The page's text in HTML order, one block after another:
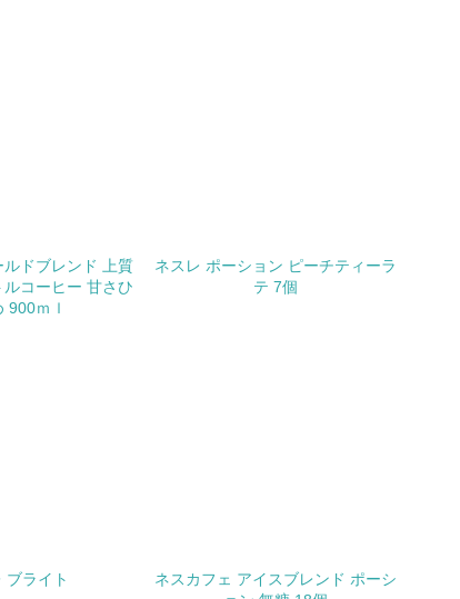
に公開・提供している
ドブレンド 上質
コーヒー 甘さひ
900ｍｌ
ネスレ ポーション ピーチティーラ
テ 7個
ブライト
ネスカフェ アイスブレンド ポーシ